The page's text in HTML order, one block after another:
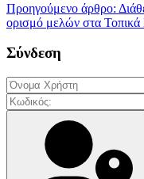
Προηγούμενο άρθρο:
ορισμό μελών στα Τοπικά
Σύνδεση